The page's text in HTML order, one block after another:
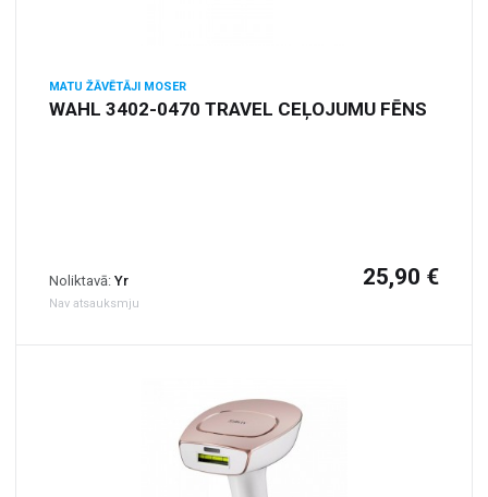
MATU ŽĀVĒTĀJI MOSER
WAHL 3402-0470 TRAVEL CEĻOJUMU FĒNS
Noliktavā: Yr
Nav atsauksmju
25,90 €